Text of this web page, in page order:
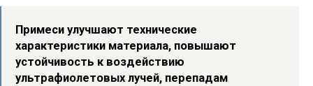
Примеси улучшают технические
характеристики материала, повышают
устойчивость к воздействию
ультрафиолетовых лучей, перепадам